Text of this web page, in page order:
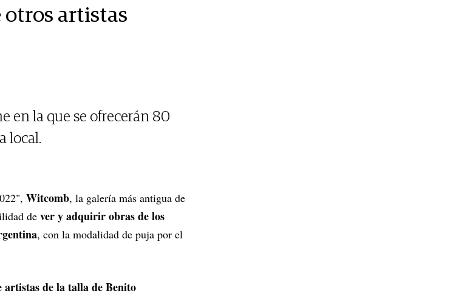
otros artistas
en la que se ofrecerán 80
local.
Witcomb, la galería más antigua de
de ver y adquirir obras de los
, con la modalidad de puja por el
artistas de la talla de Benito